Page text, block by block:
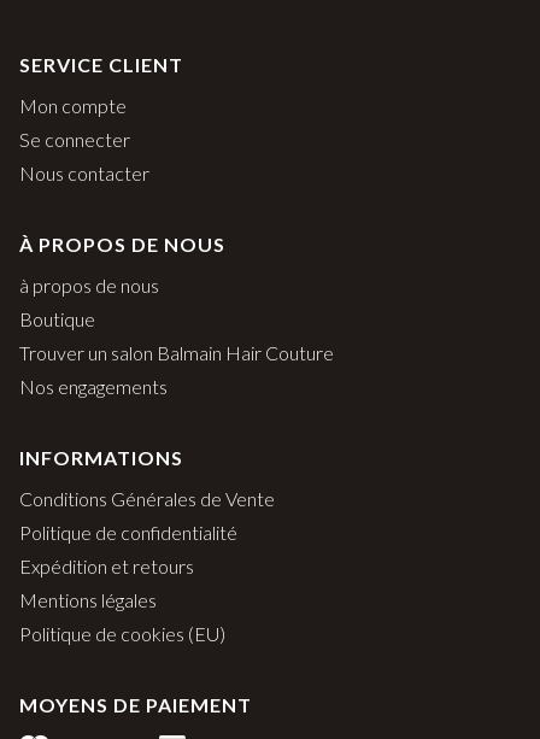
SERVICE CLIENT
Mon compte
Se connecter
Nous contacter
À PROPOS DE NOUS
à propos de nous
Boutique
Trouver un salon Balmain Hair Couture
Nos engagements
INFORMATIONS
Conditions Générales de Vente
Politique de confidentialité
Expédition et retours
Mentions légales
Politique de cookies (EU)
MOYENS DE PAIEMENT